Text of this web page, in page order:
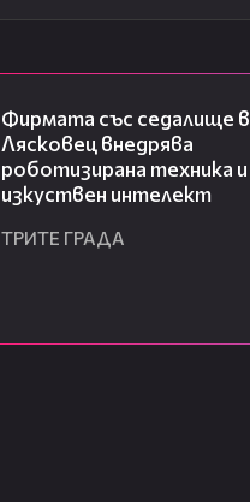
Фирмата със седалище в
Лясковец внедрява
роботизирана техника и
изкуствен интелект
ТРИТЕ ГРАДА